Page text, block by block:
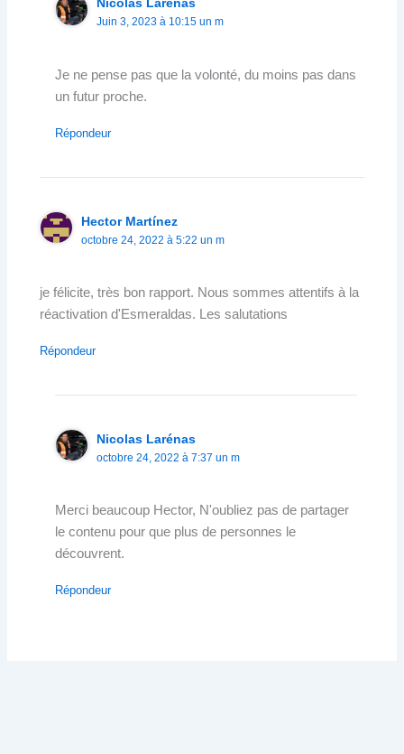
Nicolas Larénas
Juin 3, 2023 à 10:15 un m
Je ne pense pas que la volonté, du moins pas dans
un futur proche.
Répondeur
Hector Martínez
octobre 24, 2022 à 5:22 un m
je félicite, très bon rapport. Nous sommes attentifs à la
réactivation d'Esmeraldas. Les salutations
Répondeur
Nicolas Larénas
octobre 24, 2022 à 7:37 un m
Merci beaucoup Hector, N'oubliez pas de partager
le contenu pour que plus de personnes le
découvrent.
Répondeur